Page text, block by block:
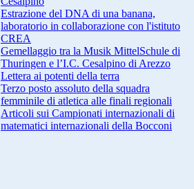
Estrazione del DNA di una banana,
laboratorio in collaborazione con l'istituto
CREA
Gemellaggio tra la Musik MittelSchule di
Thuringen e l’I.C. Cesalpino di Arezzo
Lettera ai potenti della terra
Terzo posto assoluto della squadra
femminile di atletica alle finali regionali
Articoli sui Campionati internazionali di
matematici internazionali della Bocconi